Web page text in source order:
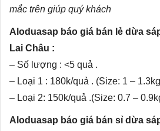
mắc trên giúp quý khách
Aloduasap báo giá bán lẻ dừa
Lai Châu :
– Số lượng : <5 quả .
– Loại 1 : 180k/quả . (Size: 1 –
– Loại 2: 150k/quả .(Size: 0.7 –
Aloduasap báo giá bán sỉ dừa